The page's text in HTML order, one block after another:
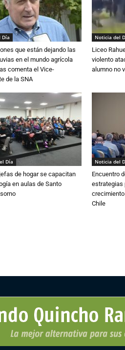
Día
que están dejando las
en el mundo agrícola
comenta el Vice-
de la SNA
Noticia del
Liceo
violento
alumno no
Día
de hogar se capacitan
en aulas de Santo
Noticia del
Encuentro
estrategias
Chile